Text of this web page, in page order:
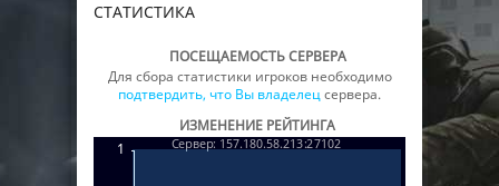
СТАТИСТИКА
ПОСЕЩАЕМОСТЬ СЕРВЕРА
Для сбора статистики игроков необходимо
подтвердить, что Вы владелецсервера.
ИЗМЕНЕНИЕ РЕЙТИНГА